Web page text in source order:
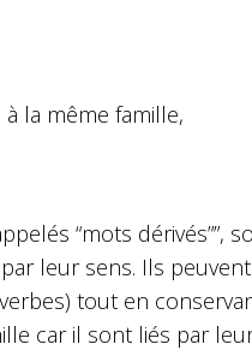
la même famille,
“mots dérivés””,
leur sens. Ils
tout en
car il sont liés par